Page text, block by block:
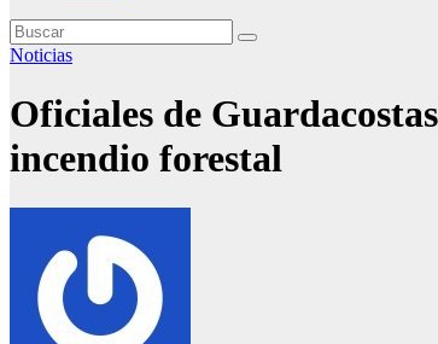
Noticias
Oficiales de
incendio forestal